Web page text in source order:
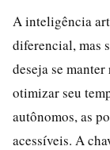
A inteligência
diferencial, mas
deseja se
otimizar seu
autônomos, as
acessíveis. A